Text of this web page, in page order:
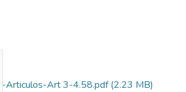
Articulos-Art 3-4.58.pdf(2.23 MB)